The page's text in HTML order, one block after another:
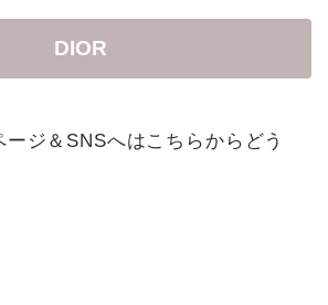
DIOR
ジ＆SNSへはこちらからどう